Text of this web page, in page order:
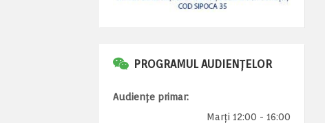
PROGRAMUL AUDIENȚELOR
Audiențe primar:
Marți 12:00 - 16:00